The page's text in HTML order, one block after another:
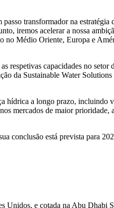
passo transformador na
iremos acelerar a nossa
no Médio Oriente, Europa e
respetivas capacidades no
da Sustainable Water
hídrica a longo prazo, incluindo
mercados de maior prioridade,
conclusão está prevista para
Unidos, e cotada na Abu